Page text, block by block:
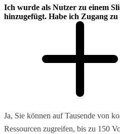
Ich wurde als Nutzer zu einem
hinzugefügt. Habe ich Zugang
Ja, Sie können auf Tausende von
Ressourcen zugreifen, bis zu 150